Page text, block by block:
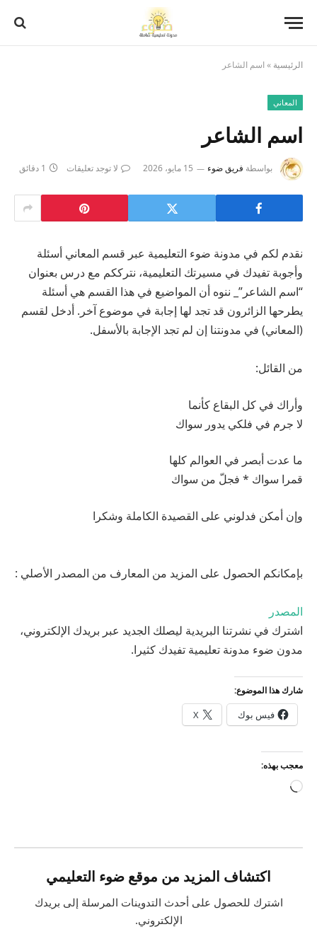
الرئيسية » اسم الشاعر
المعاني
اسم الشاعر
بواسطة فريق ضوء 15 مايو، 2026 لا توجد تعليقات 1 دقائق
نقدم لكم في مدونة ضوء التعليمية عبر قسم المعاني أسئلة
وأجوبة تفيدك في مسيرتك التعليمية، نترككم مع درس بعنوان
“اسم الشاعر”_ ننوه أن المواضيع في هذا القسم هي أسئلة
يطرحها الزائرون قد تجد لها إجابة في موضوع آخر. أدخل لقسم
(المعاني) في مدونتنا إن لم تجد الإجابة بالأسفل.
من القائل:
وأراك في کل البقاع کأنما
لا جرم في فلكي یدور سواك
ما عدت أبصر في العوالم كلها
قمرا سواك * فجلّ من سواك
وإن أمکن فدلوني علی القصیدة الکاملة وشکرا
بإمكانكم الحصول على المزيد من المعارف من المصدر الأصلي :
المصدر
اشترك في نشرتنا البريدية ليصلك الجديد عبر بريدك الإلكتروني،
مدون ضوء مدونة تعليمية تفيدك كثيرا.
شارك هذا الموضوع:
فيس بوك X
معجب بهذه:
جاري
اكتشاف المزيد من موقع ضوء التعليمي
اشترك للحصول على أحدث التدوينات المرسلة إلى بريدك
الإلكتروني.